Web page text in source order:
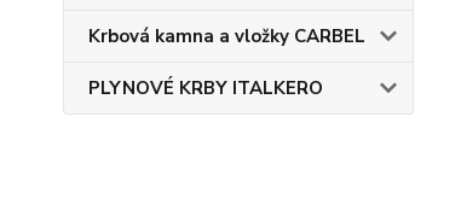
Krbová kamna a vložky CARBEL
PLYNOVÉ KRBY ITALKERO